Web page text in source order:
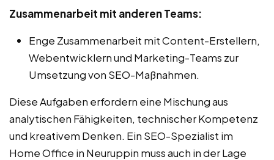
Zusammenarbeit mit anderen Teams:
Enge Zusammenarbeit mit Content-Erstellern,
Webentwicklern und Marketing-Teams zur
Umsetzung von SEO-Maßnahmen.
Diese Aufgaben erfordern eine Mischung aus
analytischen Fähigkeiten, technischer Kompetenz
und kreativem Denken. Ein SEO-Spezialist im
Home Office in Neuruppin muss auch in der Lage